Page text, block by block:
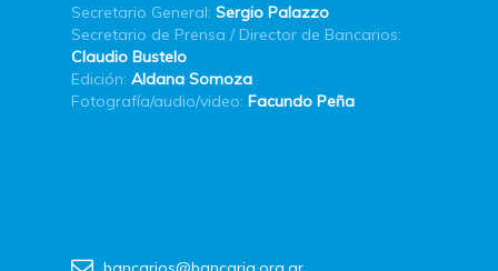
Secretario General: Sergio Palazzo
Secretario de Prensa / Director de Bancarios:
Claudio Bustelo
Edición: Aldana Somoza
Fotografía/audio/video: Facundo Peña